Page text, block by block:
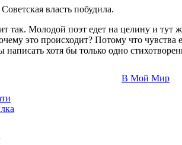
власть побудила.
так. Молодой поэт едет на целину и
это происходит? Потому что
написать хотя бы только одно
В Мой Мир